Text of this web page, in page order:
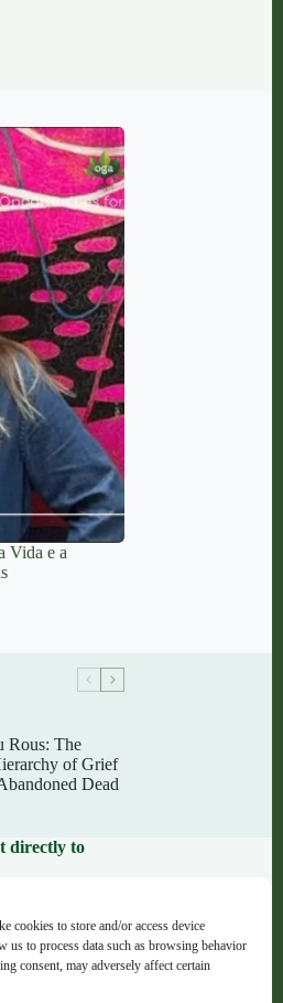
cookies to store and/or access device
to process data such as browsing behavior
consent, may adversely affect certain
Vida e a
Rous: The
of Grief
Dead
directly to